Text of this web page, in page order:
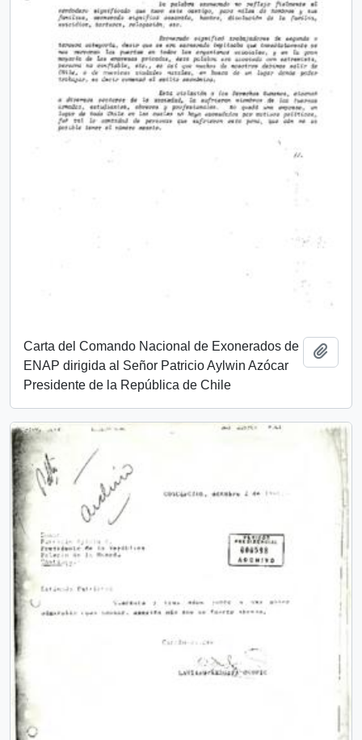
Carta del Comando Nacional de Exonerados de
ENAP dirigida al Señor Patricio Aylwin Azócar
Presidente de la República de Chile